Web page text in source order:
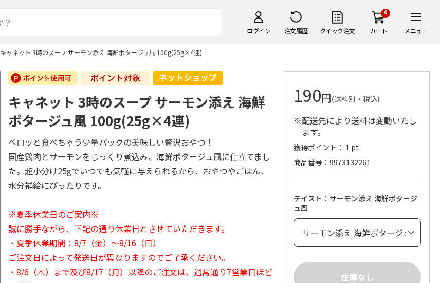
ログイン 注文履歴 クイック注文
0
カート メニュー
キャネット 3時のスープ サーモン添え 海鮮ポタージュ風 100g(25g×4連)
キャネット 3時のスープ サーモン添え 海鮮
ポタージュ風 100g(25g×4連)
ペロッと食べちゃう少量パックの美味しい贅沢おやつ！
国産鶏肉とサーモンをじっくり煮込み、海鮮ポタージュ風に仕立てまし
た。超小分け25gでいつでも気軽に与えられるから、おやつやごはん、
水分補給にぴったりです。
※夏季休業日のご案内※
誠に勝手ながら、下記の通り休業日とさせていただきます。
・夏季休業期間：8/7（金）～8/16（日）
ご注文日によって発送日が異なりますのでご了承ください。
・8/6（木）まで及び8/17（月）以降のご注文は、通常通り7営業日ほど
190円(送料別・税込)
※配送先により送料は変動いたし
ます。
獲得ポイント： 1 pt
商品番号
9973132261
テイスト：サーモン添え 海鮮ポタージ
ュ風